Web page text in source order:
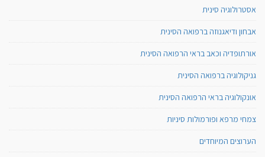
אסטרולוגיה סינית
אבחון ודיאגנוזה ברפואה הסינית
אורתופדיה וכאב בראי הרפואה הסינית
גניקולוגיה ברפואה הסינית
אונקולוגיה בראי הרפואה הסינית
צמחי מרפא ופורמולות סיניות
הערוצים המיוחדים